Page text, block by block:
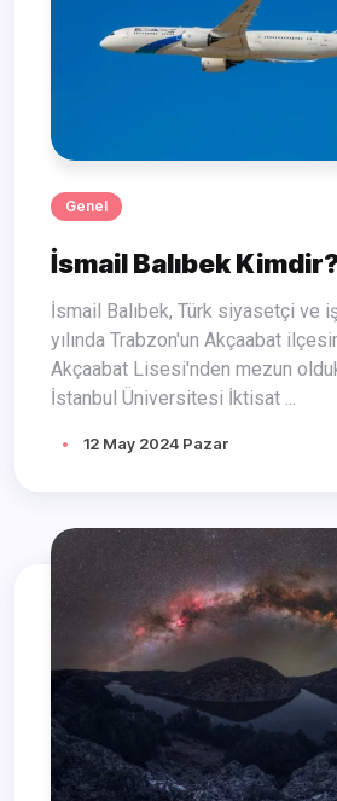
Genel
İsmail Balıbek
İsmail Balıbek, Türk siyasetçi ve iş adamıdır. 1978
yılında Trabzon'un Akçaabat
Akçaabat Lisesi'nden mezun
İstanbul Üniversitesi İktisat ...
12 May 2024 Pazar